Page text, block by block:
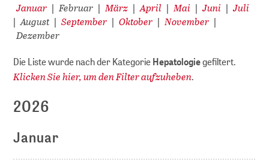
Januar | Februar | März | April | Mai | Juni | Juli
| August | September | Oktober | November |
Dezember
Die Liste wurde nach der KategorieHepatologiegefiltert.
Klicken Sie hier, um den Filter aufzuheben.
2026
Januar